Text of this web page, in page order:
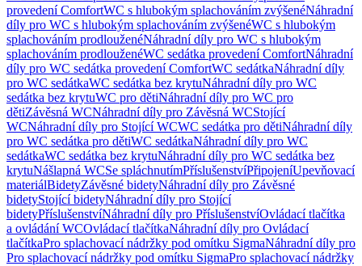
provedení ComfortWC s hlubokým splachováním zvýšenéNáhradní
díly pro WC s hlubokým splachováním zvýšenéWC s hlubokým
splachováním prodlouženéNáhradní díly pro WC s hlubokým
splachováním prodlouženéWC sedátka provedení ComfortNáhradní
díly pro WC sedátka provedení ComfortWC sedátkaNáhradní díly
pro WC sedátkaWC sedátka bez krytuNáhradní díly pro WC
sedátka bez krytuWC pro dětiNáhradní díly pro WC pro
dětiZávěsná WCNáhradní díly pro Závěsná WCStojící
WCNáhradní díly pro Stojící WCWC sedátka pro dětiNáhradní díly
pro WC sedátka pro dětiWC sedátkaNáhradní díly pro WC
sedátkaWC sedátka bez krytuNáhradní díly pro WC sedátka bez
krytuNášlapná WCSe spláchnutímPříslušenstvíPřipojeníUpevňovací
materiálBidetyZávěsné bidetyNáhradní díly pro Závěsné
bidetyStojící bidetyNáhradní díly pro Stojící
bidetyPříslušenstvíNáhradní díly pro PříslušenstvíOvládací tlačítka
a ovládání WCOvládací tlačítkaNáhradní díly pro Ovládací
tlačítkaPro splachovací nádržky pod omítku SigmaNáhradní díly pro
Pro splachovací nádržky pod omítku SigmaPro splachovací nádržky